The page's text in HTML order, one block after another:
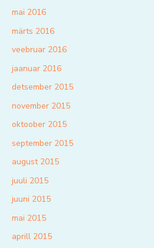
mai 2016
märts 2016
veebruar 2016
jaanuar 2016
detsember 2015
november 2015
oktoober 2015
september 2015
august 2015
juuli 2015
juuni 2015
mai 2015
aprill 2015